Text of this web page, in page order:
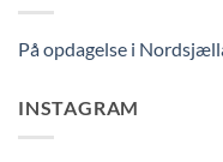
På opdagelse i
INSTAGRAM